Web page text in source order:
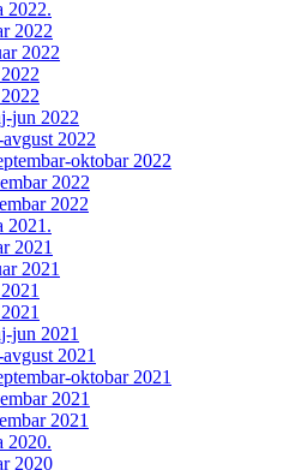
2022.
2022
2022
jun 2022
2022
oktobar 2022
2022
2022
2021.
2021
2021
jun 2021
2021
oktobar 2021
2021
2021
2020.
2020